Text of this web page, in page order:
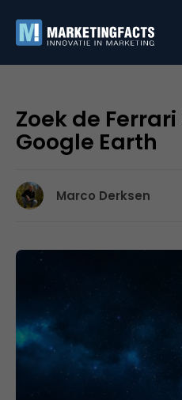
Zoek de
Google Earth
Marco Derksen